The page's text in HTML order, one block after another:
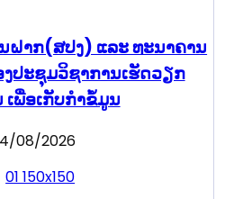
ຝາກ(ສປງ) ແລະ ທະນາຄານ
ງປະຊຸມວິຊາການເຮັດວຽກ
ພື່ອເກັບກຳຂໍ້ມູນ
08/2026